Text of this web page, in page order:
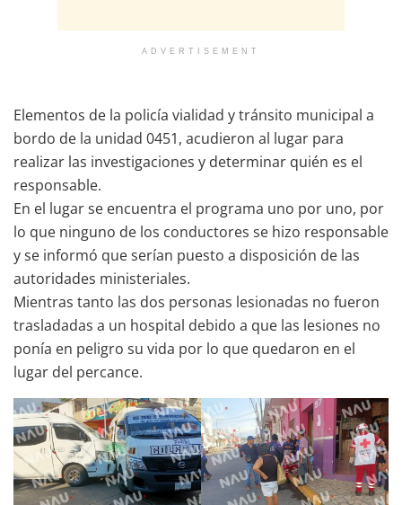
ADVERTISEMENT
Elementos de la policía vialidad y tránsito municipal a
bordo de la unidad 0451, acudieron al lugar para
realizar las investigaciones y determinar quién es el
responsable.
En el lugar se encuentra el programa uno por uno, por
lo que ninguno de los conductores se hizo responsable
y se informó que serían puesto a disposición de las
autoridades ministeriales.
Mientras tanto las dos personas lesionadas no fueron
trasladadas a un hospital debido a que las lesiones no
ponía en peligro su vida por lo que quedaron en el
lugar del percance.